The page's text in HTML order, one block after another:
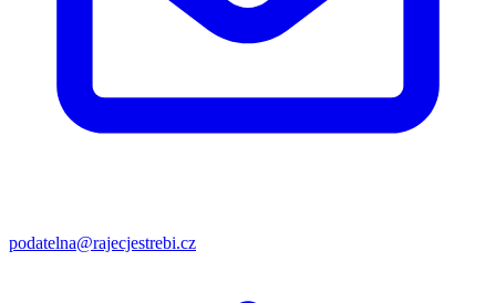
podatelna@rajecjestrebi.cz